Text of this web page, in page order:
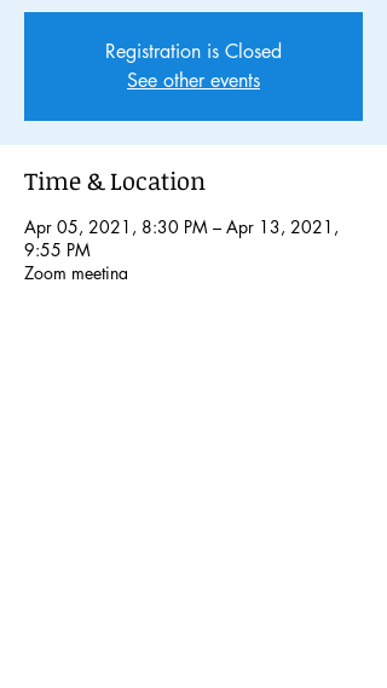
Registration is Closed
See other events
Time & Location
Apr 05, 2021, 8:30 PM – Apr 13, 2021,
9:55 PM
Zoom meeting